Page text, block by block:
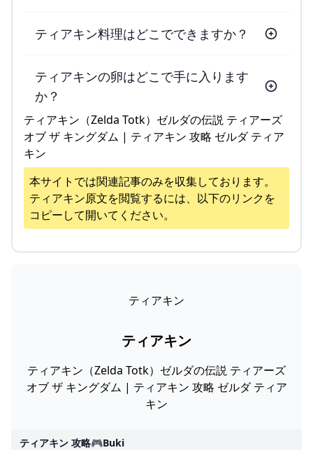
ティアキン料理はどこでできますか？
ティアキンの卵はどこで手に入ります
か？
ティアキン（Zelda Totk）ゼルダの伝説 ティアーズ
オブ ザ キングダム | ティアキン 攻略 ゼルダ ティア
キン
本サイトでは関連記事のみを収集しております。
ティアキン原文を閲覧するには、以下のリンクを
コピーして開いてください。
ティアキン
ティアキン
ティアキン（Zelda Totk）ゼルダの伝説 ティアーズ
オブ ザ キングダム | ティアキン 攻略 ゼルダ ティア
キン
ティアキン 攻略🎮buki